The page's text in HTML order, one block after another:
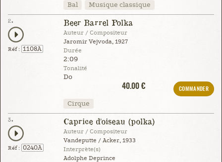
Bal Musique classique
2.
Réf : 1108A
Beer Barrel Polka
Auteur / Compositeur
Jaromir Vejvoda, ‎1927
Durée
2:09
Tonalité
Do
40.00 €
COMMANDER
Cirque
3.
Réf : 0240A
Caprice d'oiseau (polka)
Auteur / Compositeur
Vandeputte / Acker, 1933
Interprète(s)
Adolphe Deprince